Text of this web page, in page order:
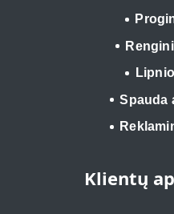
Spauda
Klientų